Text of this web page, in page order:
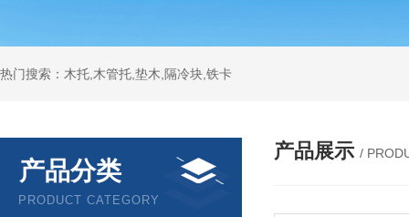
热门搜索：木托,木管托,垫木,隔冷块,铁卡
产品分类
PRODUCT CATEGORY
产品展示 /